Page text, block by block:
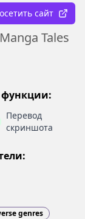
сайт
Tales
Перевод
скриншота
genres